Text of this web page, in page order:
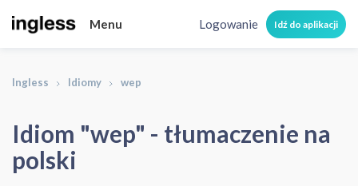
Menu Logowanie Idź do aplikacji
Ingless Idiomy wep
Idiom "wep" - tłumaczenie na
polski